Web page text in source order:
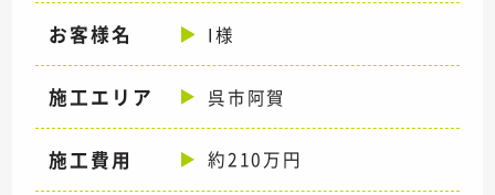
お客様名 I様
施工エリア 呉市阿賀
施工費用 約210万円